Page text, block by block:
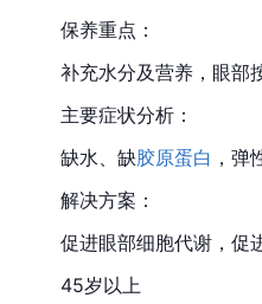
保养重点：
补充水分及营养，眼部
主要症状分析：
缺水、缺胶原蛋白 ，弹
解决方案：
促进眼部细胞代谢，促
45岁以上